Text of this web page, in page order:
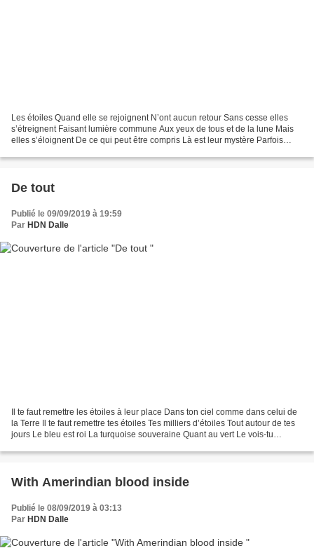
Les étoiles Quand elle se rejoignent N’ont aucun retour Sans cesse elles
s’étreignent Faisant lumière commune Aux yeux de tous et de la lune Mais
elles s’éloignent De ce qui peut être compris Là est leur mystère Parfois
De tout
Publié le 09/09/2019 à 19:59
Par HDN Dalle
Il te faut remettre les étoiles à leur place Dans ton ciel comme dans celui de
la Terre Il te faut remettre tes étoiles Tes milliers d’étoiles Tout autour de tes
jours Le bleu est roi La turquoise souveraine Quant au vert Le vois-tu
With Amerindian blood inside
Publié le 08/09/2019 à 03:13
Par HDN Dalle